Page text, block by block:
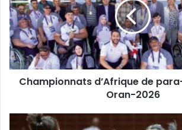
para-
powerlifting,
Oran-
2026
Championnats d’Afrique de
Oran-2026
Tournoi